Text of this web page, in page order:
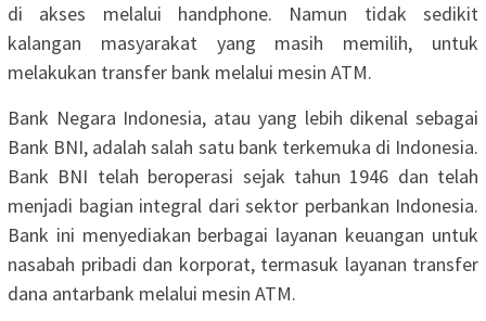
di akses melalui handphone. Namun tidak sedikit
kalangan masyarakat yang masih memilih, untuk
melakukan transfer bank melalui mesin ATM.
Bank Negara Indonesia, atau yang lebih dikenal sebagai
Bank BNI, adalah salah satu bank terkemuka di Indonesia.
Bank BNI telah beroperasi sejak tahun 1946 dan telah
menjadi bagian integral dari sektor perbankan Indonesia.
Bank ini menyediakan berbagai layanan keuangan untuk
nasabah pribadi dan korporat, termasuk layanan transfer
dana antarbank melalui mesin ATM.